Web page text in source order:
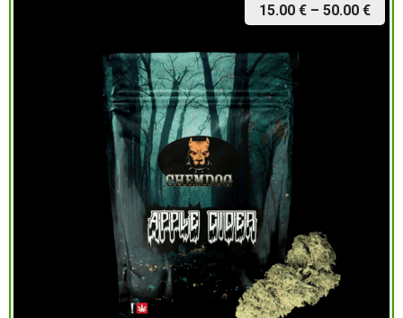
15.00 € – 50.00 €